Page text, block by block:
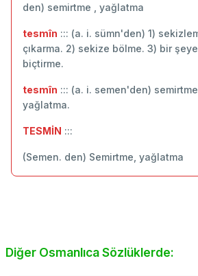
den) semirtme , yağlatma
tesmîn ::: (a. i. sümn'den) 1)
çıkarma. 2) sekize bölme. 3) bir
biçtirme.
tesmîn ::: (a. i. semen'den)
yağlatma.
TESMİN :::
(Semen. den) Semirtme, yağlatma
Diğer Osmanlıca Sözlüklerde: